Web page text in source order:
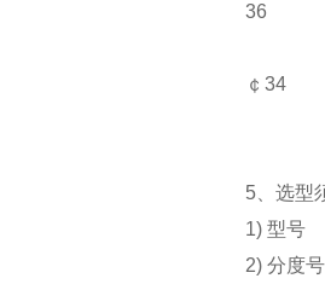
36
￠34
5、选型
1) 型号
2) 分度